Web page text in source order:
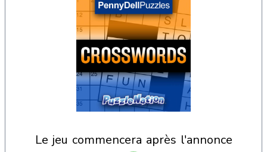
le jeu commencera après l'annonce